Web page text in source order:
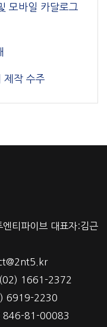
모바일 카달로그
제작 수주
티파이브 대표자:김근
1661-2372
6919-2230
846-81-00083